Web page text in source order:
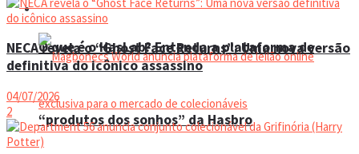
O que é o HasLab? Entenda a plataforma de
“produtos dos sonhos” da Hasbro
Eventos
NECA revela o “Ghost Face Returns”: Uma nova versão
definitiva do icônico assassino
04/07/2026
2